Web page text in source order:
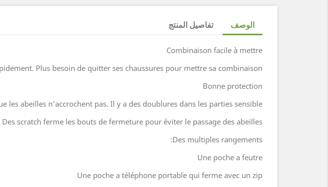
الوصف تفاصيل المنتج
Combinaison facile à mettre
Plus besoin de quitter ses chaussures pour mettre sa combinaison.
Bonne protection
les abeilles n'accrochent pas. Il y a des doublures dans les parties sensible.
scratch ferme les bouts de fermeture pour éviter le passage des abeilles.
Des multiples rangements:
Une poche a feutre
Une poche a téléphone portable qui ferme avec un zip